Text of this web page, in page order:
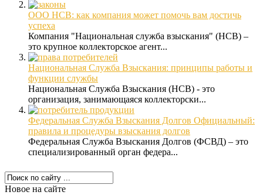
ООО НСВ: как компания может помочь вам достичь
успеха
Компания "Национальная служба взыскания" (НСВ) –
это крупное коллекторское агент...
Национальная Служба Взыскания: принципы работы и
функции службы
Национальная Служба Взыскания (НСВ) - это
организация, занимающаяся коллекторски...
Федеральная Служба Взыскания Долгов Официальный:
правила и процедуры взыскания долгов
Федеральная Служба Взыскания Долгов (ФСВД) – это
специализированный орган федера...
Новое на сайте